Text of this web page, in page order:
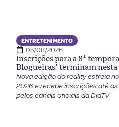
ENTRETENIMENTO
05/08/2026
Inscrições para a 8ª
Blogueiras’ terminam
Nova edição do reality estreia
2026 e recebe inscrições até
pelos canais oficiais da DiaTV